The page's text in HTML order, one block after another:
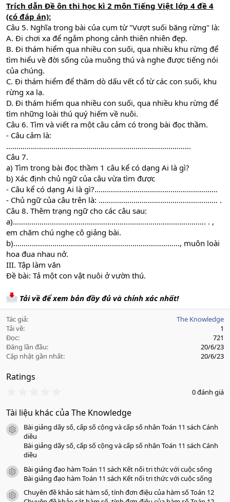
Trích dẫn Đề ôn thi học kì 2 môn Tiếng Việt lớp 4 đề 4
(có đáp án):
Câu 5. Nghĩa trong bài của cụm từ "Vượt suối băng rừng" là:
A. Đi chơi xa để ngắm phong cảnh thiên nhiên đẹp.
B. Đi thám hiểm qua nhiều con suối, qua nhiều khu rừng để
tìm hiểu về đời sống của muông thú và nghe được tiếng nói
của chúng.
C. Đi thám hiểm để thăm dò dấu vết cổ từ các con suối, khu
rừng xa lạ.
D. Đi thám hiểm qua nhiều con suối, qua nhiều khu rừng để
tìm những loài thú quý hiếm về nuôi.
Câu 6. Tìm và viết ra một câu cảm có trong bài đọc thầm.
- Câu cảm là:
………………………………………………………………………………
Câu 7.
a) Tìm trong bài đọc thầm 1 câu kể có dạng Ai là gì?
b) Xác định chủ ngữ của câu vừa tìm được
- Câu kể có dạng Ai là gì?……………………………………………………
- Chủ ngữ của câu trên là: …………………………………………………. .
Câu 8. Thêm trạng ngữ cho các câu sau:
a)…………………………………………………………………………………. . ,
em chăm chú nghe cô giảng bài.
b)………………………………………………………………………, muôn loài
hoa đua nhau nở.
III. Tập làm văn
Đề bài: Tả một con vật nuôi ở vườn thú.
Tải về để xem bản đầy đủ và chính xác nhất!
Tác giả
The Knowledge
Tải về
1
Đọc
721
Đăng lần đầu
20/6/23
Cập nhật gần nhất
20/6/23
Ratings
0
0
a
0 đánh giá
Tài liệu khác của The Knowledge
icon tài liệu
Bài giảng dãy số, cấp số cộng và cấp số nhân Toán 11 sách Cánh
diều
Bài giảng dãy số, cấp số cộng và cấp số nhân Toán 11 sách Cánh
diều
icon tài liệu
Bài giảng đạo hàm Toán 11 sách Kết nối tri thức với cuộc sống
Bài giảng đạo hàm Toán 11 sách Kết nối tri thức với cuộc sống
icon tài liệu
Chuyên đề khảo sát hàm số, tính đơn điệu của hàm số Toán 12